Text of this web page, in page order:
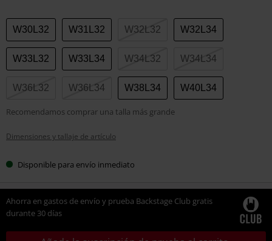
Elige
tu
talla
W30L32 W31L32 W32L32 W32L34
W33L32 W33L34 W34L32 W34L34
W36L32 W36L34 W38L34 W40L34
Recomendamos comprar una talla más grande
Dimensiones y tallaje de artículo
Disponible para envío inmediato
Ahorra en gastos de envío y prueba Backstage Club gratis
durante 30 días